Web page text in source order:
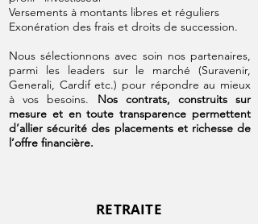
Versements à montants libres et réguliers
Exonération des frais et droits de succession.
Nous sélectionnons avec soin nos partenaires,
parmi les leaders sur le marché (Suravenir,
Generali, Cardif etc.) pour répondre au mieux
à vos besoins. Nos contrats, construits sur
mesure et en toute transparence permettent
d’allier sécurité des placements et richesse de
l’offre financière.
RETRAITE